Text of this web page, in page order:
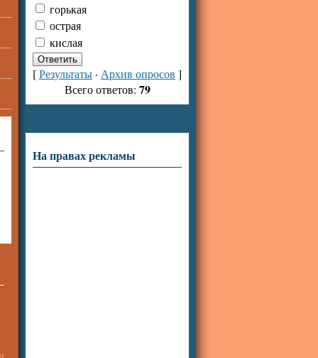
горькая
острая
кислая
[Результаты · Архив опросов ]
Всего ответов: 79
На правах рекламы